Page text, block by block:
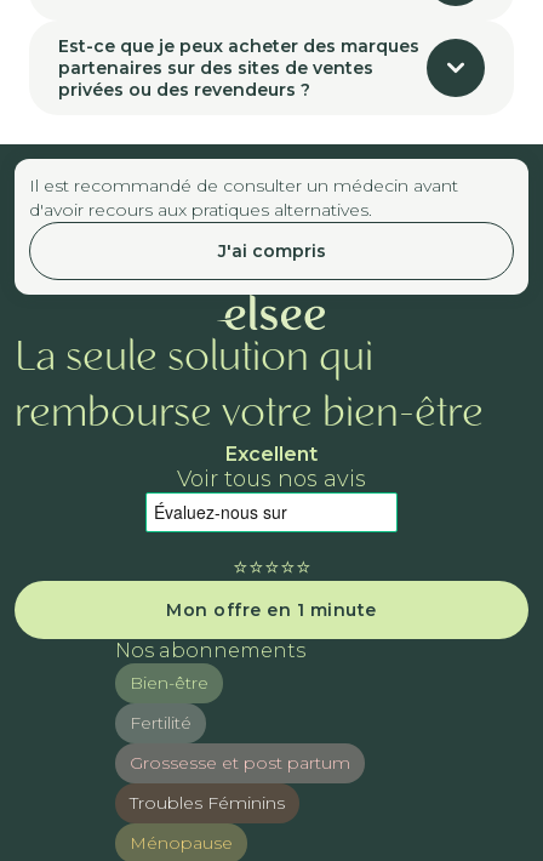
Est-ce que je peux acheter des marques
partenaires sur des sites de ventes
privées ou des revendeurs ?
Il est recommandé de consulter un médecin avant
d'avoir recours aux pratiques alternatives.
J'ai compris
La seule solution qui
rembourse votre bien-être
Excellent
Voir tous nos avis
⭐️⭐️⭐️⭐️⭐️
Mon offre en 1 minute
Nos abonnements
Bien-être
Fertilité
Grossesse et post partum
Troubles Féminins
Ménopause